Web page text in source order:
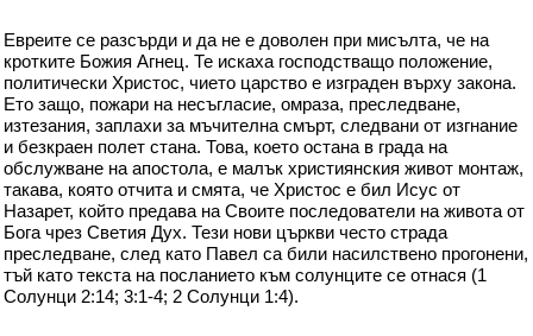
Евреите се разсърди и да не е доволен при мисълта, че на
кротките Божия Агнец. Те искаха господстващо положение,
политически Христос, чието царство е изграден върху закона.
Ето защо, пожари на несъгласие, омраза, преследване,
изтезания, заплахи за мъчителна смърт, следвани от изгнание
и безкраен полет стана. Това, което остана в града на
обслужване на апостола, е малък християнския живот монтаж,
такава, която отчита и смята, че Христос е бил Исус от
Назарет, който предава на Своите последователи на живота от
Бога чрез Светия Дух. Тези нови църкви често страда
преследване, след като Павел са били насилствено прогонени,
тъй като текста на посланието към солунците се отнася (1
Солунци 2:14; 3:1-4; 2 Солунци 1:4).